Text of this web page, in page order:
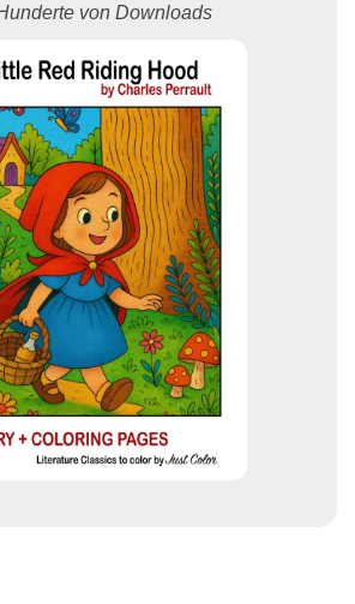
Hunderte von Downloads